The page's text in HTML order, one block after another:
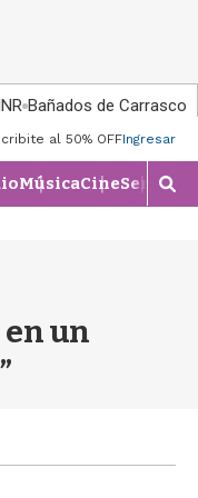
Bañados de Carrasco
al 50% OFFIngresar
MúsicaCineSeries
M
o
e
en un